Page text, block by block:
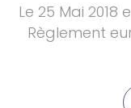
Le 25 Mai 2018
Règlement